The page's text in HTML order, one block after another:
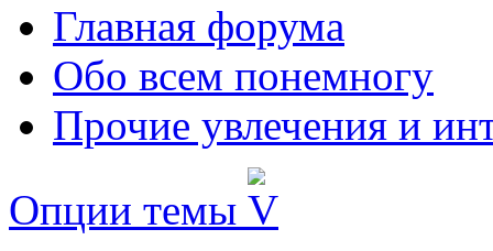
Главная форума
Обо всем понемногу
Прочие увлечения и
Опции темы